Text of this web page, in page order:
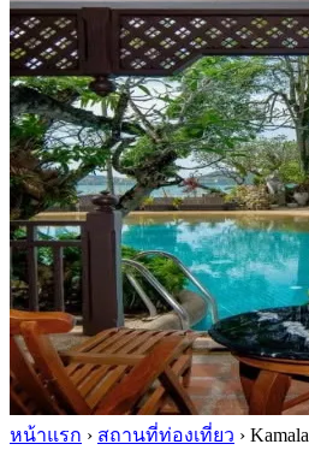
หน้าแรก › สถานที่ท่องเที่ยว › Kamala